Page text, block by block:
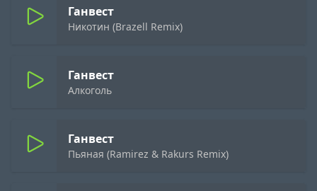
Ганвест
Никотин (Brazell Remix)
Ганвест
Алкоголь
Ганвест
Пьяная (Ramirez & Rakurs Remix)